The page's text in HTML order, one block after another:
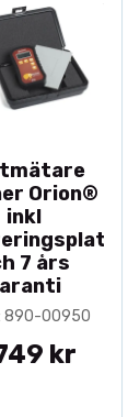
Orion®
inkl
7 års
890-00950
kr